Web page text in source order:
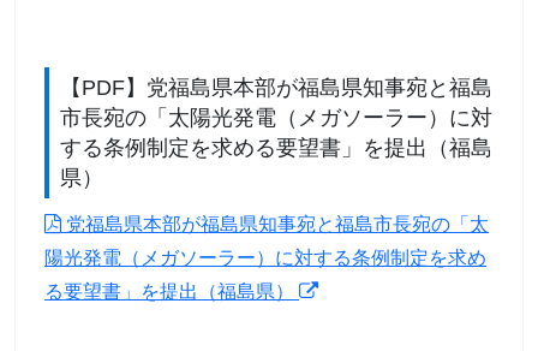
【PDF】党福島県本部が福島県知事宛と福島
市長宛の「太陽光発電（メガソーラー）に対
する条例制定を求める要望書」を提出（福島
県）
党福島県本部が福島県知事宛と福島市長宛の「太
陽光発電（メガソーラー）に対する条例制定を求め
る要望書」を提出（福島県）